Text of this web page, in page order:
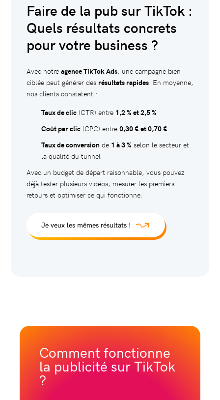
Faire de la pub sur TikTok :
Quels résultats concrets
pour votre business ?
Avec notre agence TikTok Ads, une campagne bien
ciblée peut générer des résultats rapides. En moyenne,
nos clients constatent :
Taux de clic(CTR) entre 1,2 % et 2,5 %
Coût par clic(CPC) entre 0,30 € et 0,70 €
Taux de conversionde 1 à 3 %selon le secteur et
la qualité du tunnel
Avec un budget de départ raisonnable, vous pouvez
déjà tester plusieurs vidéos, mesurer les premiers
retours et optimiser ce qui fonctionne.
Je veux les mêmes résultats !
Comment fonctionne
la publicité sur TikTok
?